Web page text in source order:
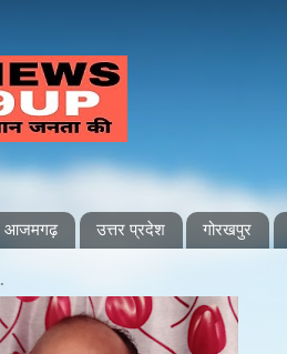
आजमगढ़ उत्तर प्रदेश गोरखपुर
.